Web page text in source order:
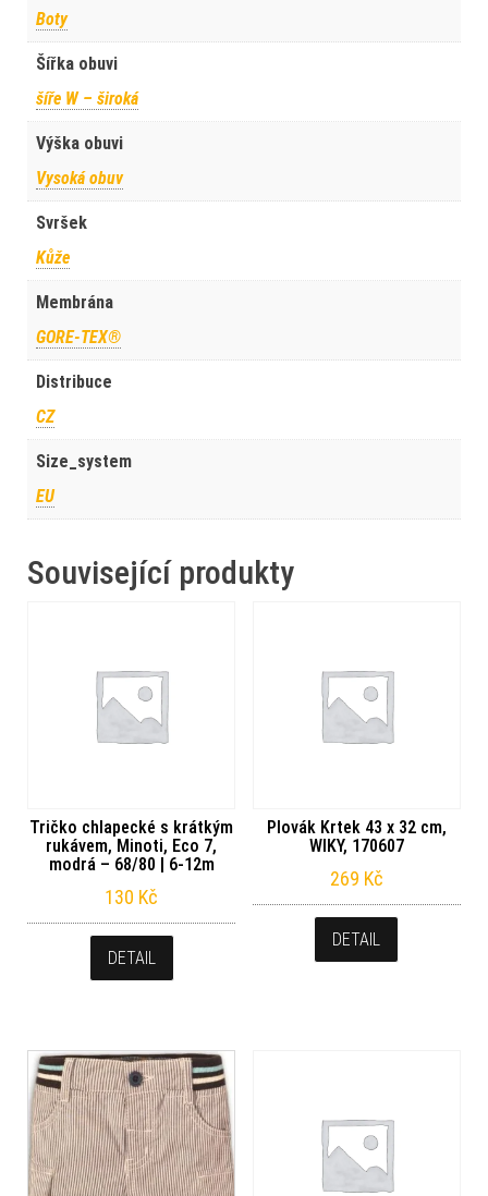
Boty
Šířka obuvi
šíře W – široká
Výška obuvi
Vysoká obuv
Svršek
Kůže
Membrána
GORE-TEX®
Distribuce
CZ
Size_system
EU
Související produkty
Tričko chlapecké s krátkým
rukávem, Minoti, Eco 7,
modrá – 68/80 | 6-12m
130 Kč
DETAIL
Plovák Krtek 43 x 32 cm,
WIKY, 170607
269 Kč
DETAIL